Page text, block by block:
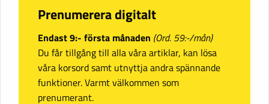
Prenumerera digitalt
Endast 9:- första månaden (Ord. 59:-/mån)
Du får tillgång till alla våra artiklar, kan lösa
våra korsord samt utnyttja andra spännande
funktioner. Varmt välkommen som
prenumerant.